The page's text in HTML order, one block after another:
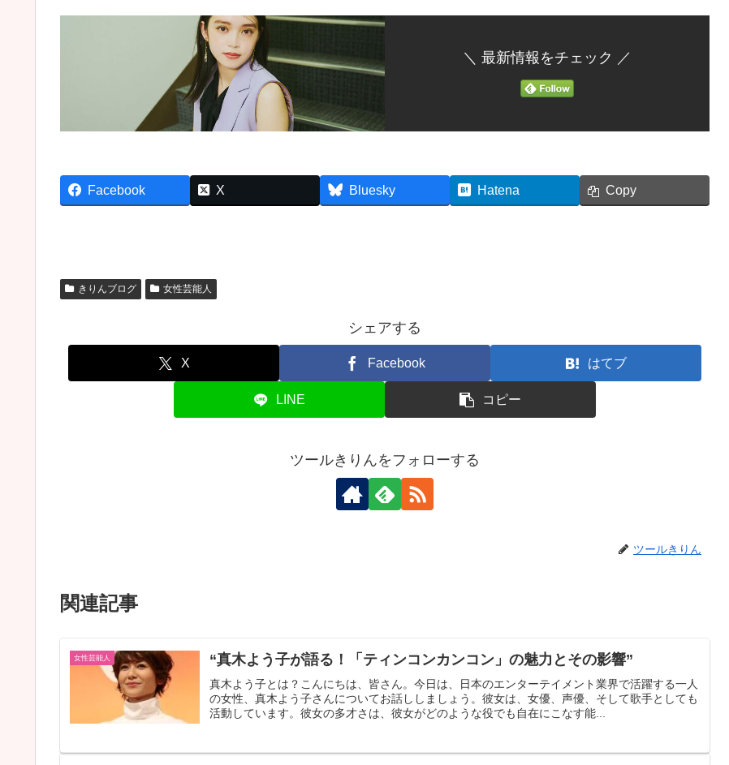
＼ 最新情報をチェック ／
Facebook X Bluesky Hatena Copy
きりんブログ 女性芸能人
シェアする
X Facebook はてブ
LINE コピー
ツールきりんをフォローする
ツールきりん
関連記事
女性芸能人 “真木よう子が語る！「ティンコンカンコン」の魅力とその影響”
真木よう子とは？こんにちは、皆さん。今日は、日本のエンターテイメント業界で活躍する一人
の女性、真木よう子さんについてお話ししましょう。彼女は、女優、声優、そして歌手としても
活動しています。彼女の多才さは、彼女がどのような役でも自在にこなす能...